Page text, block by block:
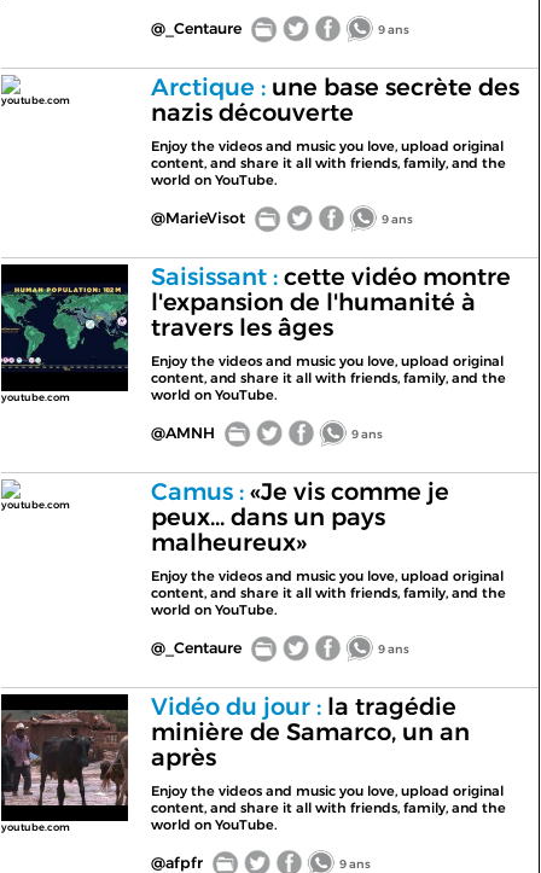
@_Centaure 9 ans
youtube.com Arctique :une base secrète des
nazis découverte
Enjoy the videos and music you love, upload original
content, and share it all with friends, family, and the
world on YouTube.
@MarieVisot 9 ans
youtube.com
Saisissant :cette vidéo montre
l'expansion de l'humanité à
travers les âges
Enjoy the videos and music you love, upload original
content, and share it all with friends, family, and the
world on YouTube.
@AMNH 9 ans
youtube.com Camus :«Je vis comme je
peux... dans un pays
malheureux»
Enjoy the videos and music you love, upload original
content, and share it all with friends, family, and the
world on YouTube.
@_Centaure 9 ans
youtube.com
Vidéo du jour :la tragédie
minière de Samarco, un an
après
Enjoy the videos and music you love, upload original
content, and share it all with friends, family, and the
world on YouTube.
@afpfr 9 ans